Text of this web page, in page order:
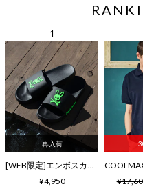
再入荷
[WEB限定]エンボスカラーロゴ シャワーサンダル
¥4,950